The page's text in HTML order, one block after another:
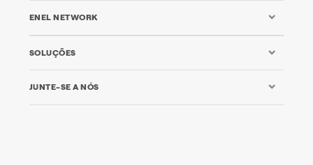
ENEL NETWORK
SOLUÇÕES
JUNTE-SE A NÓS